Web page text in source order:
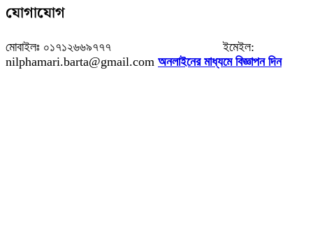
যোগাযোগ
মোবাইলঃ ০১৭১২৬৬৯৭৭৭ ইমেইল:
nilphamari.barta@gmail.com অনলাইনের মাধ্যমে বিজ্ঞাপন দিন